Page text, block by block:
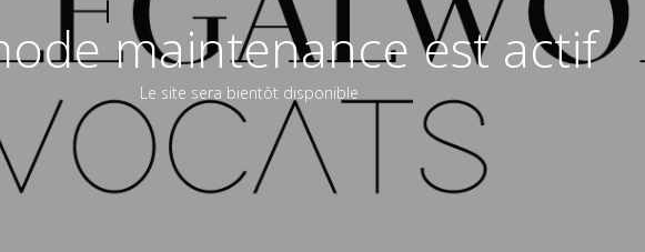
maintenance est actif
Le site sera bientôt disponible